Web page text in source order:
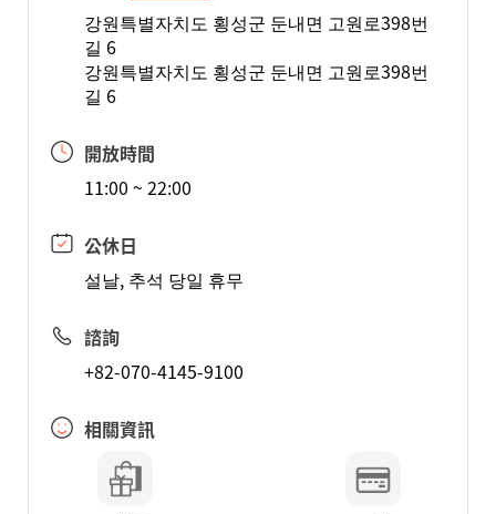
강원특별자치도 횡성군 둔내면 고원로398번
길 6
강원특별자치도 횡성군 둔내면 고원로398번
길 6
開放時間
11:00 ~ 22:00
公休日
설날, 추석 당일 휴무
諮詢
+82-070-4145-9100
相關資訊